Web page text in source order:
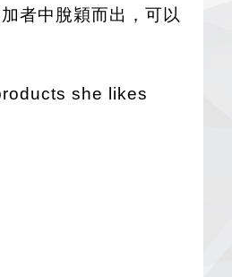
者中脫穎而出，可以
she likes